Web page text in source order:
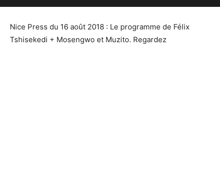
Nice Press du 16 août 2018 : Le programme de Félix
Tshisekedi + Mosengwo et Muzito. Regardez